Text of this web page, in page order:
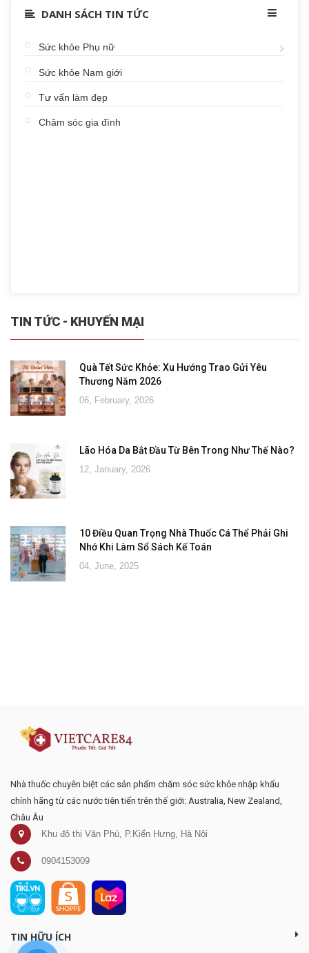
DANH SÁCH TIN TỨC
Sức khỏe Phụ nữ
Sức khỏe Nam giới
Tư vấn làm đẹp
Chăm sóc gia đình
TIN TỨC - KHUYẾN MẠI
Quà Tết Sức Khỏe: Xu Hướng Trao Gửi Yêu
Thương Năm 2026
06, February, 2026
Lão Hóa Da Bắt Đầu Từ Bên Trong Như Thế Nào?
12, January, 2026
10 Điều Quan Trọng Nhà Thuốc Cá Thể Phải Ghi
Nhớ Khi Làm Sổ Sách Kế Toán
04, June, 2025
Nhà thuốc chuyên biệt các sản phẩm chăm sóc sức khỏe nhập khẩu
chính hãng từ các nước tiên tiến trên thế giới: Australia, New Zealand,
Châu Âu
Khu đô thị Văn Phú, P.Kiến Hưng, Hà Nội
0904153009
TIN HỮU ÍCH